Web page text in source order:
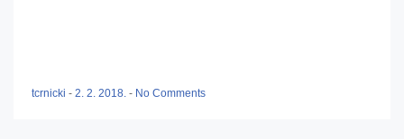
tcrnicki - 2. 2. 2018. - No Comments